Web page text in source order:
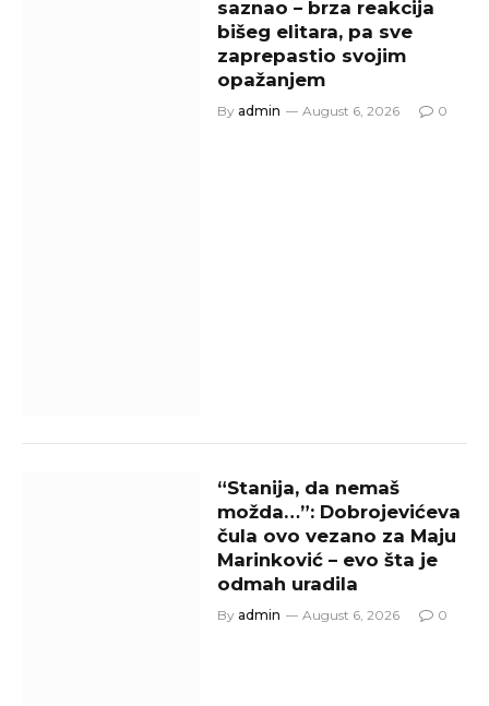
saznao – brza reakcija
bišeg elitara, pa sve
zaprepastio svojim
opažanjem
By admin August 6, 2026 0
“Stanija, da nemaš
možda…”: Dobrojevićeva
čula ovo vezano za Maju
Marinković – evo šta je
odmah uradila
By admin August 6, 2026 0